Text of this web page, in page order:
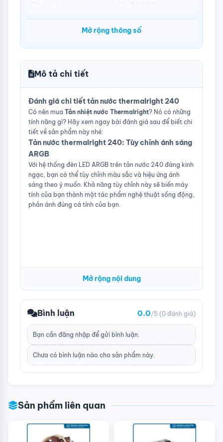
Độ ồn của máy bơm 23 dBA(MAX)
Điện áp định mức của
Ampe
DC 12V
ARGB Đầu nối 3 PIN 5V
Bộ tản nhiệt Bơm nhôm
MTTF 40000 giờ
Kích thước
L120 mm x W120 mm x
H25 mm
Trọng lượng 135 g
Tốc độ định mức
1500 vòng/phút±10%
Áp suất không khí 1,53 mm H2O (MAX)
0,2 A
Đầu nối 4 PIN RGB
ARGB Đầu nối
Loại vòng bi Vòng bi S-FDB
Mở rộng thông số
Mô tả chi tiết
Đánh giá chi tiết tản nước thermalright 240
Có nên mua Tản nhiệt nước Thermalright? Nó có những
tính năng gì? Hãy xem ngay bài đánh giá sau để biết chi
tiết về sản phẩm này nhé:
Tản nước thermalright 240: Tùy chỉnh ánh sáng
ARGB
Với hệ thống đèn LED ARGB trên tản nước 240 đáng kinh
ngạc, bạn có thể tùy chỉnh màu sắc và hiệu ứng ánh
sáng theo ý muốn. Khả năng tùy chỉnh này sẽ biến máy
tính của bạn thành một tác phẩm nghệ thuật sống động,
phản ánh đúng cá tính của bạn.
Mở rộng nội dung
Bình luận 0.0/5 (0 đánh giá)
Bạn cần đăng nhập để gửi bình luận.
Chưa có bình luận nào cho sản phẩm này.
Sản phẩm liên quan